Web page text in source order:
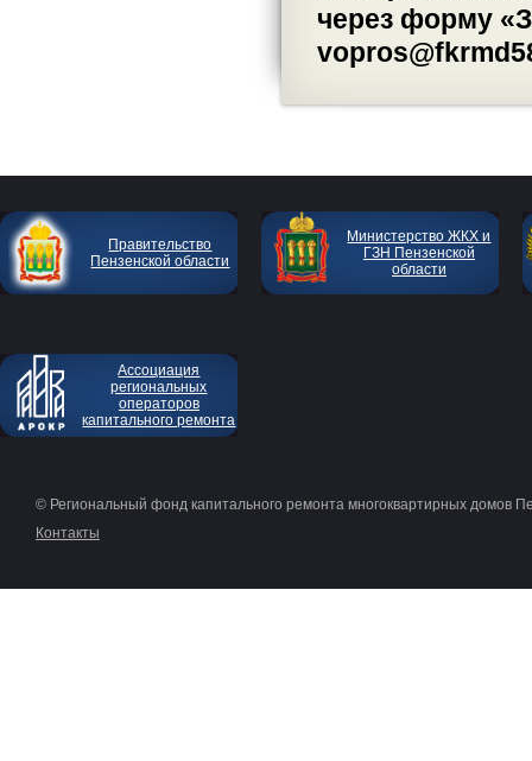
через форму
Правительство
Пензенской области
Министерство ЖКХ и
ГЗН Пензенской
области
Ассоциация
региональных
операторов
капитального ремонта
© Региональный фонд капитального ремонта многоквартирных домов
Контакты